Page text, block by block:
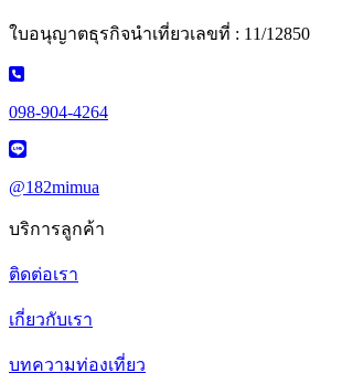
ใบอนุญาตธุรกิจนำเที่ยวเลขที่ : 11/12850
098-904-4264
@182mimua
บริการลูกค้า
ติดต่อเรา
เกี่ยวกับเรา
บทความท่องเที่ยว